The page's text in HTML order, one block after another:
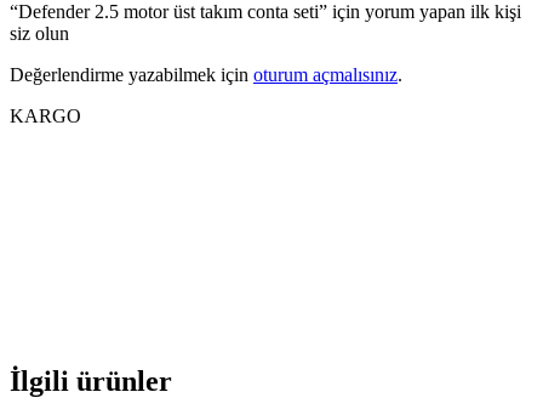
“Defender 2.5 motor üst takım conta seti” için yorum yapan ilk kişi
siz olun
Değerlendirme yazabilmek için oturum açmalısınız.
KARGO
İlgili ürünler